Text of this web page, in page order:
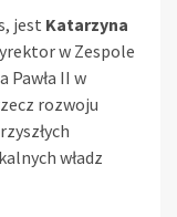
jest Katarzyna
w Zespole
Pawła II w
rozwoju
władz